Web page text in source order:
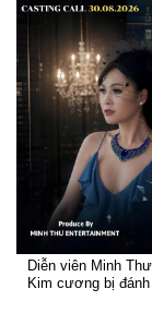
Diễn viên Minh
Kim cương bị